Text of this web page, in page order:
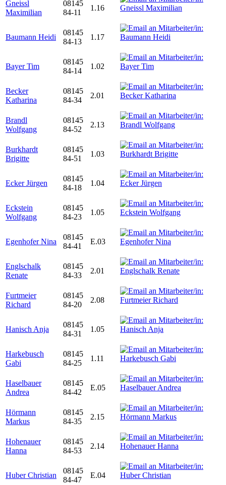
Gneissl
Maximilian
08145
84-11
1.16
Baumann Heidi
08145
84-13
1.17
Bayer Tim
08145
84-14
1.02
Becker
Katharina
08145
84-34
2.01
Brandl
Wolfgang
08145
84-52
2.13
Burkhardt
Brigitte
08145
84-51
1.03
Ecker Jürgen
08145
84-18
1.04
Eckstein
Wolfgang
08145
84-23
1.05
Egenhofer Nina
08145
84-41
E.03
Englschalk
Renate
08145
84-33
2.01
Furtmeier
Richard
08145
84-20
2.08
Hanisch Anja
08145
84-31
1.05
Harkebusch
Gabi
08145
84-25
1.11
Haselbauer
Andrea
08145
84-42
E.05
Hörmann
Markus
08145
84-35
2.15
Hohenauer
Hanna
08145
84-53
2.14
Huber Christian
08145
84-47
E.04